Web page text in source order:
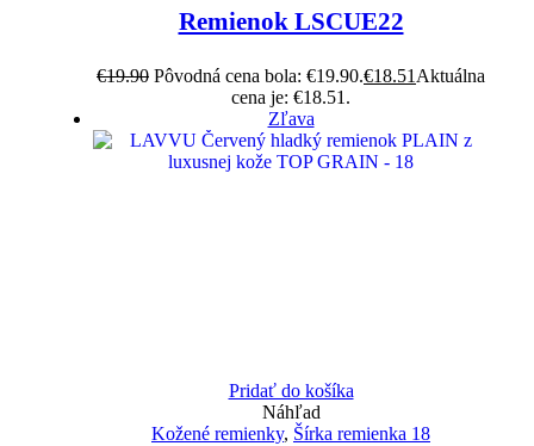
Remienok LSCUE22
€19.90 Pôvodná cena bola: €19.90.€18.51 Aktuálna
cena je: €18.51.
Zľava
Pridať do košíka
Náhľad
Kožené remienky, Šírka remienka 18